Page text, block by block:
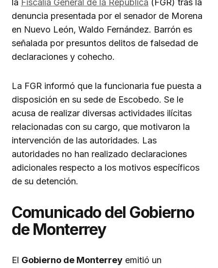
la Fiscalía General de la República (FGR) tras la
denuncia presentada por el senador de Morena
en Nuevo León, Waldo Fernández. Barrón es
señalada por presuntos delitos de falsedad de
declaraciones y cohecho.
La FGR informó que la funcionaria fue puesta a
disposición en su sede de Escobedo. Se le
acusa de realizar diversas actividades ilícitas
relacionadas con su cargo, que motivaron la
intervención de las autoridades. Las
autoridades no han realizado declaraciones
adicionales respecto a los motivos específicos
de su detención.
Comunicado del Gobierno
de Monterrey
El Gobierno de Monterrey emitió un